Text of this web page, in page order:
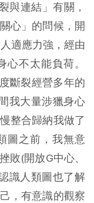
與連結」有關，
心」的問候，開
適應力強，經由
不太能負荷。
斷裂經營多年的
我大量涉獵身心
整合歸納我做了
圖之前，我無意
敗(開放G中心、
識人類圖也了解
，有意識的觀察